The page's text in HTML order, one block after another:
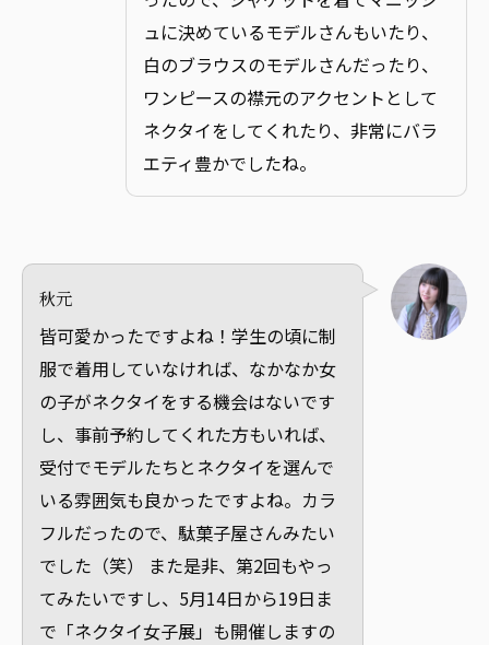
ュに決めているモデルさんもいたり、
白のブラウスのモデルさんだったり、
ワンピースの襟元のアクセントとして
ネクタイをしてくれたり、非常にバラ
エティ豊かでしたね。
秋元
皆可愛かったですよね！学生の頃に制
服で着用していなければ、なかなか女
の子がネクタイをする機会はないです
し、事前予約してくれた方もいれば、
受付でモデルたちとネクタイを選んで
いる雰囲気も良かったですよね。カラ
フルだったので、駄菓子屋さんみたい
でした（笑） また是非、第2回もやっ
てみたいですし、5月14日から19日ま
で「ネクタイ女子展」も開催しますの